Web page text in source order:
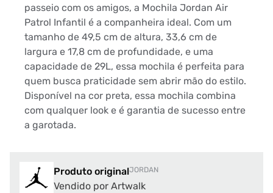
passeio com os amigos, a Mochila Jordan Air
Patrol Infantil é a companheira ideal. Com um
tamanho de 49,5 cm de altura, 33,6 cm de
largura e 17,8 cm de profundidade, e uma
capacidade de 29L, essa mochila é perfeita para
quem busca praticidade sem abrir mão do estilo.
Disponível na cor preta, essa mochila combina
com qualquer look e é garantia de sucesso entre
a garotada.
Produto originalJORDAN
Vendido por Artwalk